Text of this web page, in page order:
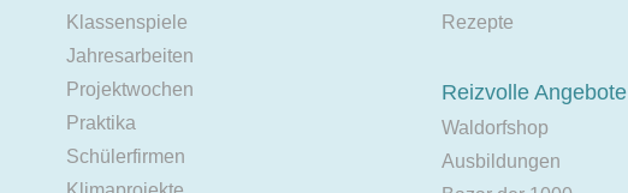
Klassenspiele
Jahresarbeiten
Projektwochen
Praktika
Schülerfirmen
Rezepte
Reizvolle Angebote
Waldorfshop
Ausbildungen